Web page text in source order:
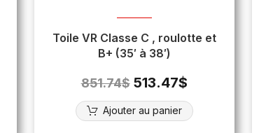
Toile VR Classe C , roulotte et
B+ (35′ à 38′)
851.74$ 513.47$
Ajouter au panier